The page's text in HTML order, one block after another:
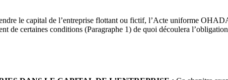
le capital de l’entreprise flottant ou fictif, l’Acte uniforme
de certaines conditions (Paragraphe 1) de quoi découlera